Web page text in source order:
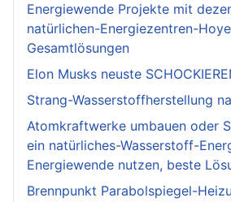
Energiewende Projekte mit
natürlichen-Energiezentren-
Gesamtlösungen
Elon Musks neuste
Strang-Wasserstoffherstellung
Atomkraftwerke umbauen oder
ein natürliches-Wasserstoff-
Energiewende nutzen, beste
Brennpunkt Parabolspiegel-